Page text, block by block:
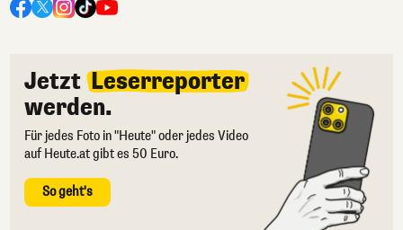
Jetzt Leserreporter
werden.
Für jedes Foto in "Heute" oder jedes Video
auf Heute.at gibt es 50 Euro.
So geht's